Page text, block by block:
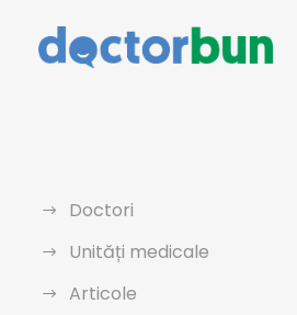
Doctori
Unități medicale
Articole